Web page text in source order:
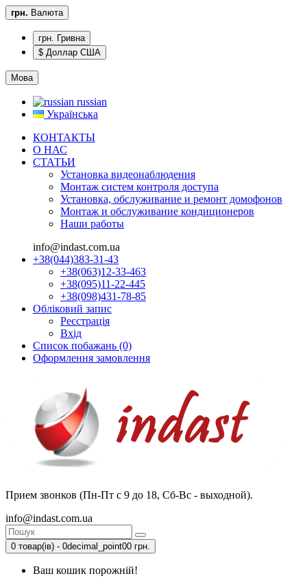
грн. Валюта
грн. Гривна
$ Доллар США
Мова
russian
Українська
КОНТАКТЫ
О НАС
CТАТЬИ
Установка видеонаблюдения
Монтаж систем контроля доступа
Установка, обслуживание и ремонт домофонов
Монтаж и обслуживание кондиционеров
Наши работы
info@indast.com.ua
+38(044)383-31-43
+38(063)12-33-463
+38(095)11-22-445
+38(098)431-78-85
Обліковий запис
Реєстрація
Вхід
Список побажань (0)
Оформлення замовлення
Прием звонков (Пн-Пт с 9 до 18, Сб-Вс - выходной).
info@indast.com.ua
0 товар(ів) - 0decimal_point00 грн.
Ваш кошик порожній!